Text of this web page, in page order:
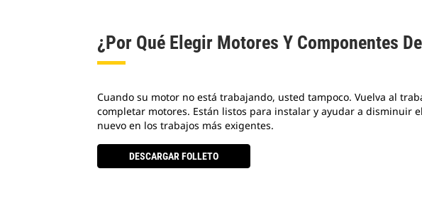
¿Por Qué Elegir Motores Y Componentes
Cuando su motor no está trabajando, usted tampoco. Vuelva al
completar motores. Están listos para instalar y ayudar a
nuevo en los trabajos más exigentes.
DESCARGAR FOLLETO